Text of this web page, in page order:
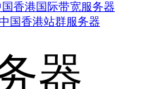
国香港国际带宽服务器
国香港站群服务器
器